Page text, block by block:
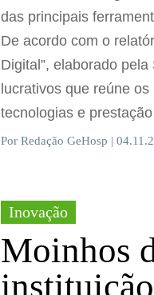
das principais
De acordo com o
Digital”, elaborado
lucrativos que reúne
tecnologias e
Por Redação GeHosp |
Inovação
Moinhos